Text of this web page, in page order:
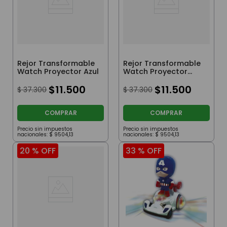
Rejor Transformable
Watch Proyector Azul
$ 37.300 $11.500
COMPRAR
Precio sin impuestos
nacionales: $ 9504,13
Rejor Transformable
Watch Proyector
$ 37.300 $11.500
COMPRAR
Precio sin impuestos
nacionales: $ 9504,13
20 % OFF 33 % OFF